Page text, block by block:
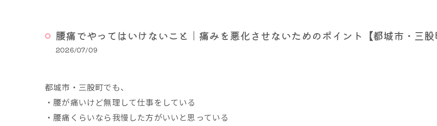
腰痛でやってはいけないこと｜痛みを悪化させないためのポイント【都城市・三
2026/07/09
都城市・三股町でも、
・腰が痛いけど無理して仕事をしている
・腰痛くらいなら我慢した方がいいと思っている